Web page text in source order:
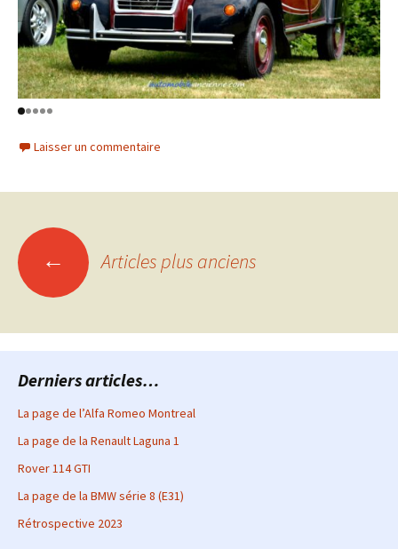
Laisser un commentaire
Navigation
des
articles
← Articles plus anciens
Derniers articles…
La page de l’Alfa Romeo Montreal
La page de la Renault Laguna 1
Rover 114 GTI
La page de la BMW série 8 (E31)
Rétrospective 2023